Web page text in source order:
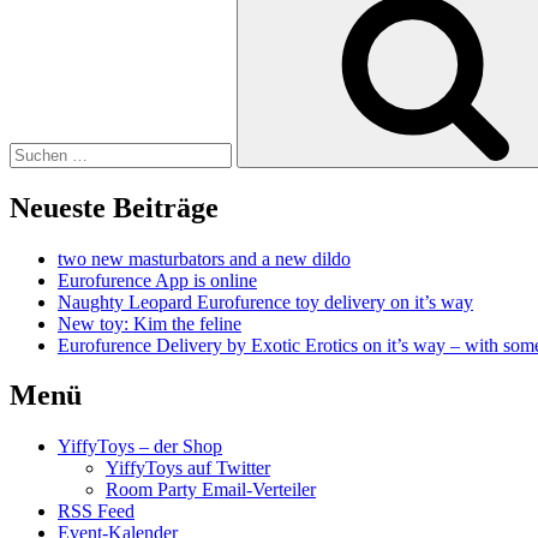
Neueste Beiträge
two new masturbators and a new dildo
Eurofurence App is online
Naughty Leopard Eurofurence toy delivery on it’s way
New toy: Kim the feline
Eurofurence Delivery by Exotic Erotics on it’s way – with
Menü
YiffyToys – der Shop
YiffyToys auf Twitter
Room Party Email-Verteiler
RSS Feed
Event-Kalender